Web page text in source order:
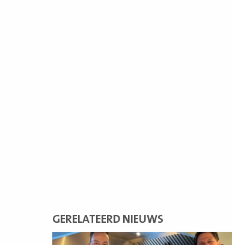
GERELATEERD NIEUWS
Lees